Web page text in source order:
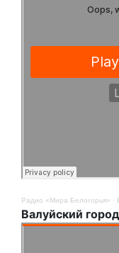
Радио «Мира Белогорья» ·
Валуйский